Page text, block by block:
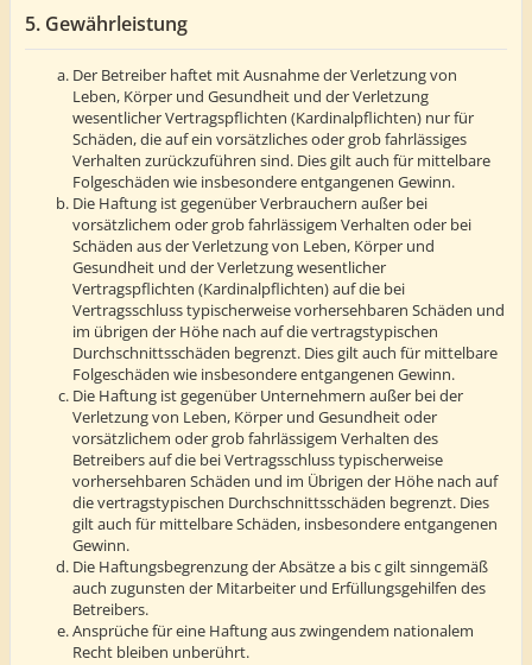
5. Gewährleistung
Der Betreiber haftet mit Ausnahme der Verletzung von
Leben, Körper und Gesundheit und der Verletzung
wesentlicher Vertragspflichten (Kardinalpflichten) nur für
Schäden, die auf ein vorsätzliches oder grob fahrlässiges
Verhalten zurückzuführen sind. Dies gilt auch für mittelbare
Folgeschäden wie insbesondere entgangenen Gewinn.
Die Haftung ist gegenüber Verbrauchern außer bei
vorsätzlichem oder grob fahrlässigem Verhalten oder bei
Schäden aus der Verletzung von Leben, Körper und
Gesundheit und der Verletzung wesentlicher
Vertragspflichten (Kardinalpflichten) auf die bei
Vertragsschluss typischerweise vorhersehbaren Schäden und
im übrigen der Höhe nach auf die vertragstypischen
Durchschnittsschäden begrenzt. Dies gilt auch für mittelbare
Folgeschäden wie insbesondere entgangenen Gewinn.
Die Haftung ist gegenüber Unternehmern außer bei der
Verletzung von Leben, Körper und Gesundheit oder
vorsätzlichem oder grob fahrlässigem Verhalten des
Betreibers auf die bei Vertragsschluss typischerweise
vorhersehbaren Schäden und im Übrigen der Höhe nach auf
die vertragstypischen Durchschnittsschäden begrenzt. Dies
gilt auch für mittelbare Schäden, insbesondere entgangenen
Gewinn.
Die Haftungsbegrenzung der Absätze a bis c gilt sinngemäß
auch zugunsten der Mitarbeiter und Erfüllungsgehilfen des
Betreibers.
Ansprüche für eine Haftung aus zwingendem nationalem
Recht bleiben unberührt.